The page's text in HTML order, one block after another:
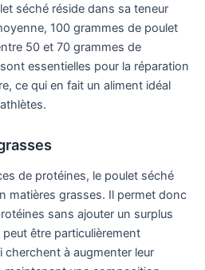
séché réside dans sa teneur
100 grammes de poulet
50 et 70 grammes de
essentielles pour la réparation
ce qui en fait un aliment idéal
de protéines, le poulet séché
matières grasses. Il permet donc
sans ajouter un surplus
être particulièrement
cherchent à augmenter leur